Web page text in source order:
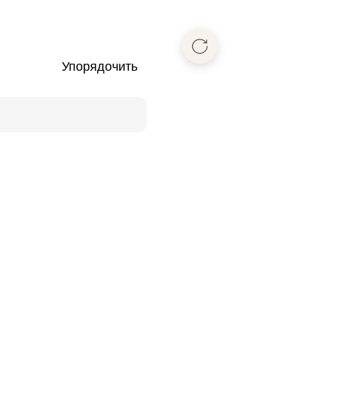
Упорядочить